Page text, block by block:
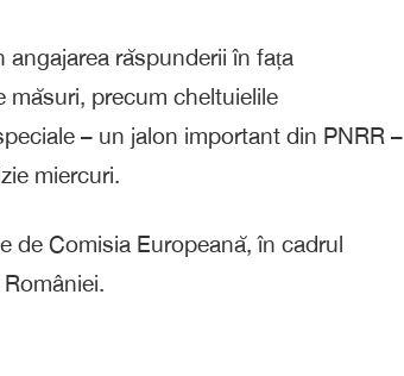
răspunderii în fața
măsuri, precum cheltuielile
– un jalon important din PNRR –
miercuri.
de Comisia Europeană, în cadrul